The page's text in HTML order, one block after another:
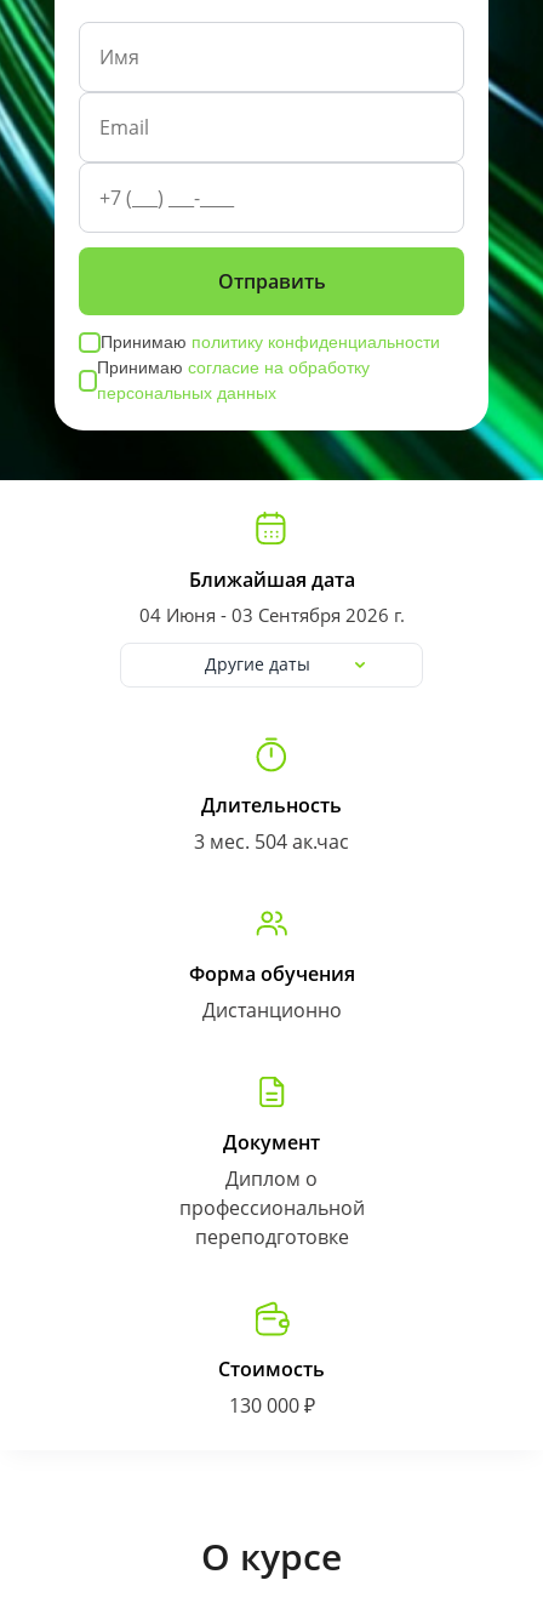
Принимаю политику конфиденциальности
Принимаюсогласие на обработку
персональных данных
Ближайшая дата
04 Июня - 03 Сентября 2026 г.
Другие даты
Длительность
3 мес. 504 ак.час
Форма обучения
Дистанционно
Документ
Диплом о
профессиональной
переподготовке
Стоимость
130 000 ₽
О курсе